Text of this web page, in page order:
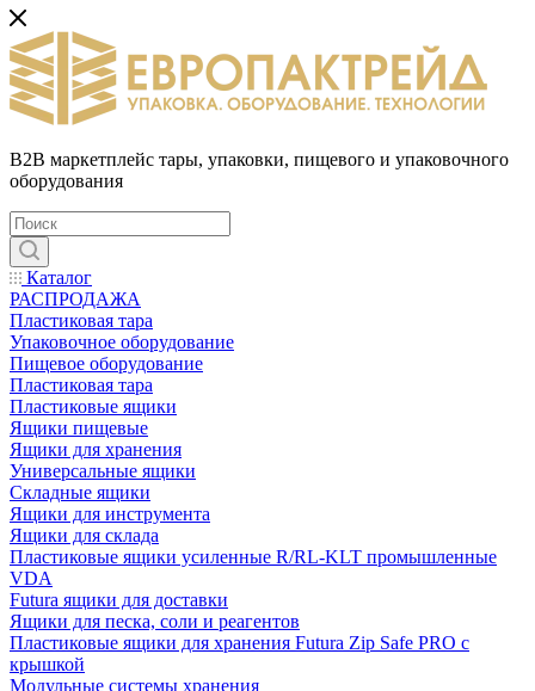
B2B маркетплейс тары, упаковки, пищевого и упаковочного
оборудования
Каталог
РАСПРОДАЖА
Пластиковая тара
Упаковочное оборудование
Пищевое оборудование
Пластиковая тара
Пластиковые ящики
Ящики пищевые
Ящики для хранения
Универсальные ящики
Складные ящики
Ящики для инструмента
Ящики для склада
Пластиковые ящики усиленные R/RL-KLT промышленные
VDA
Futura ящики для доставки
Ящики для песка, соли и реагентов
Пластиковые ящики для хранения Futura Zip Safe PRO с
крышкой
Модульные системы хранения